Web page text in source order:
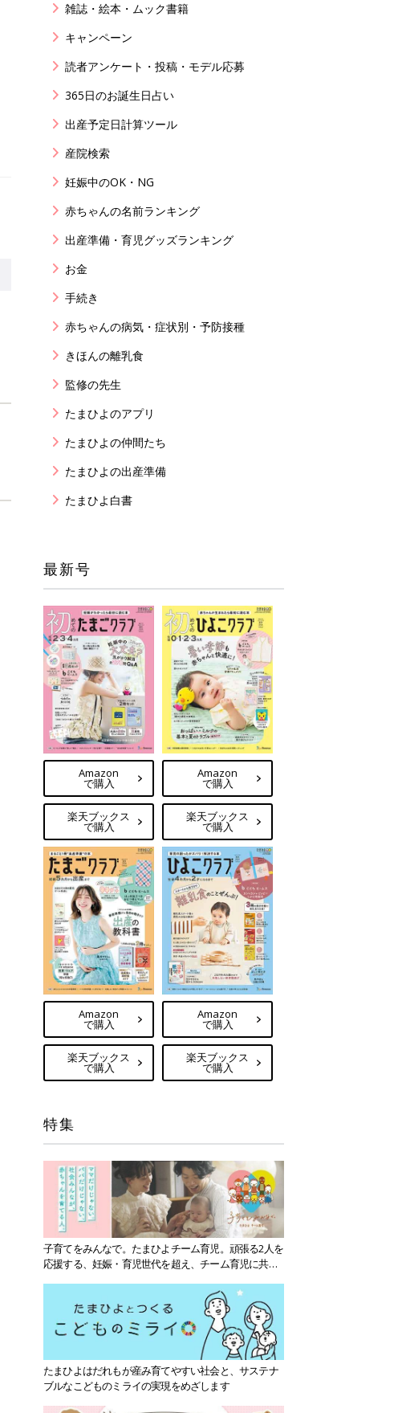
雑誌・絵本・ムック書籍
キャンペーン
読者アンケート・投稿・モデル応募
365日のお誕生日占い
出産予定日計算ツール
産院検索
妊娠中のOK・NG
赤ちゃんの名前ランキング
出産準備・育児グッズランキング
お金
手続き
赤ちゃんの病気・症状別・予防接種
きほんの離乳食
監修の先生
たまひよのアプリ
たまひよの仲間たち
たまひよの出産準備
たまひよ白書
最新号
Amazon
で購入
楽天ブックス
で購入
Amazon
で購入
楽天ブックス
で購入
Amazon
で購入
楽天ブックス
で購入
Amazon
で購入
楽天ブックス
で購入
特集
子育てをみんなで。たまひよチーム育児。頑張る2人を
応援する、妊娠・育児世代を超え、チーム育児に共感
たまひよはだれもが産み育てやすい社会と、サステナ
ブルなこどものミライの実現をめざします